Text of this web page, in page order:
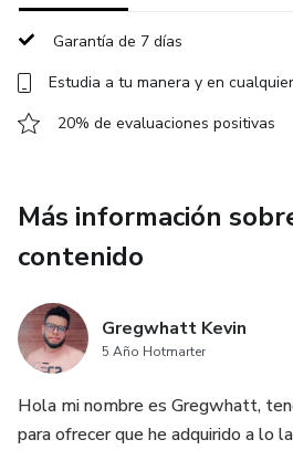
Garantía de 7 días
Estudia a tu manera y en
20% de evaluaciones positivas
Más información
contenido
Gregwhatt Kevin
5 Año Hotmarter
Hola mi nombre es Gregwhatt,
para ofrecer que he adquirido a lo